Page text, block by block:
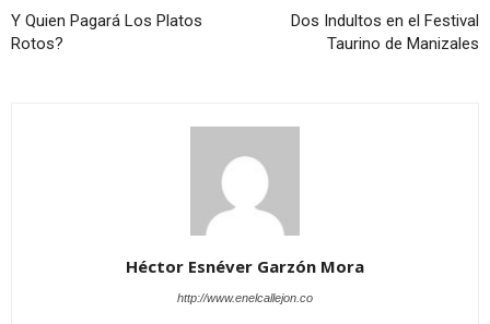
Y Quien Pagará Los Platos
Rotos?
Dos Indultos en el Festival
Taurino de Manizales
Héctor Esnéver Garzón Mora
http://www.enelcallejon.co